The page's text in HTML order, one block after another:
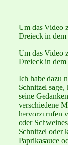
Um das Video
Dreieck in dem
Um das Video
Dreieck in dem
Ich habe dazu
Schnitzel
seine
verschiedene
hervorzurufen
oder
Schnitzel oder
Paprikasauce